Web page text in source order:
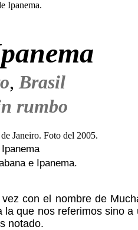
, Brasil
rumbo
e Ipanema.
con el nombre de
que nos referimos sino
notado.